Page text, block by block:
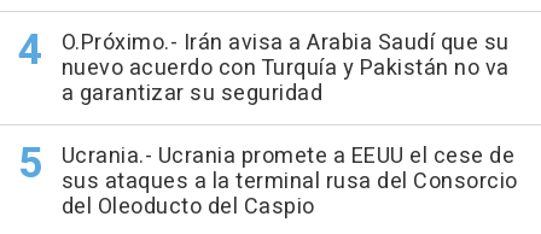
O.Próximo.- Irán avisa a Arabia Saudí que su
nuevo acuerdo con Turquía y Pakistán no va
a garantizar su seguridad
Ucrania.- Ucrania promete a EEUU el cese de
sus ataques a la terminal rusa del Consorcio
del Oleoducto del Caspio